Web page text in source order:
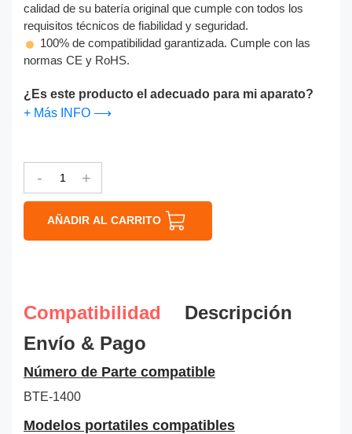
calidad de su batería original que cumple con todos los
requisitos técnicos de fiabilidad y seguridad.
100% de compatibilidad garantizada. Cumple con las
normas CE y RoHS.
¿Es este producto el adecuado para mi aparato?
+ Más INFO ⟶
- +
AÑADIR AL CARRITO
Compatibilidad
Descripción
Envío & Pago
Número de Parte compatible
BTE-1400
Modelos portatiles compatibles